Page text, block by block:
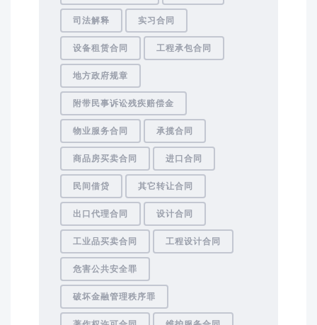
司法解释 实习合同
设备租赁合同 工程承包合同
地方政府规章
附带民事诉讼残疾赔偿金
物业服务合同 承揽合同
商品房买卖合同 进口合同
民间借贷 其它转让合同
出口代理合同 设计合同
工业品买卖合同 工程设计合同
危害公共安全罪
破坏金融管理秩序罪